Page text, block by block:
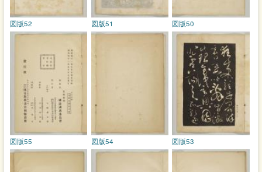
図版50
図版51
図版52
図版53
図版54
図版55